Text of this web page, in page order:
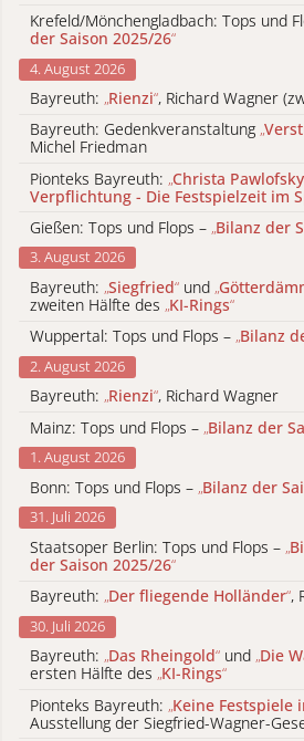
Krefeld/Mönchengladbach: Tops und
der Saison 2025/26“
4. August 2026
Bayreuth: „Rienzi“, Richard Wagner
Bayreuth: Gedenkveranstaltung „
Michel Friedman
Pionteks Bayreuth: „Christa
Verpflichtung - Die Festspielzeit im
Gießen: Tops und Flops – „Bilanz der
3. August 2026
Bayreuth: „Siegfried“ und „
zweiten Hälfte des „KI-Rings“
Wuppertal: Tops und Flops – „Bilanz
2. August 2026
Bayreuth: „Rienzi“, Richard Wagner
Mainz: Tops und Flops – „Bilanz der
1. August 2026
Bonn: Tops und Flops – „Bilanz der
31. Juli 2026
Staatsoper Berlin: Tops und Flops – „
der Saison 2025/26“
Bayreuth: „Der fliegende Holländer“,
30. Juli 2026
Bayreuth: „Das Rheingold“ und „Die
ersten Hälfte des „KI-Rings“
Pionteks Bayreuth: „Keine Festspiele
Ausstellung der Siegfried-Wagner-